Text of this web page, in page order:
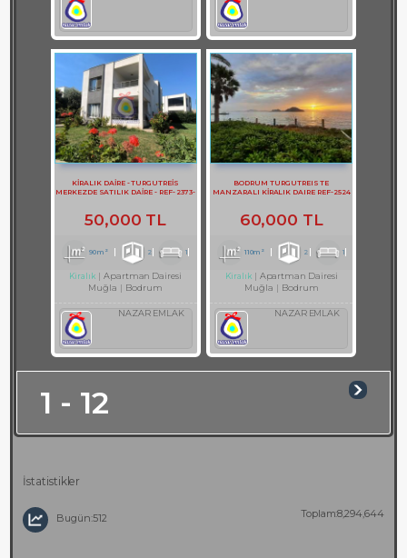
KİRALIK DAİRE - TURGUTREİS
MERKEZDE SATILIK DAİRE - REF- 2373-
50,000 TL
90m² 2 1
Kiralık
Apartman Dairesi
Muğla
Bodrum
NAZAR EMLAK
BODRUM TURGUTREIS TE
MANZARALI KİRALIK DAIRE REF-2524
60,000 TL
110m² 2 1
Kiralık
Apartman Dairesi
Muğla
Bodrum
NAZAR EMLAK
1 - 12
İstatistikler
Bugün:512 Toplam:8,294,644